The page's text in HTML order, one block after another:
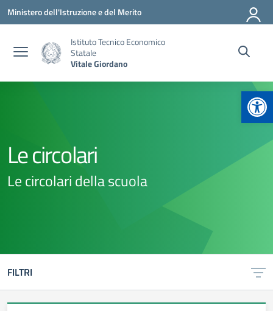
Vai ai contenuti
Vai al menu di navigazione
Vai al footer
Ministero dell'Istruzione e del Merito
Istituto Tecnico Economico
Statale
Vitale Giordano
Le circolari
Le circolari della scuola
FILTRI